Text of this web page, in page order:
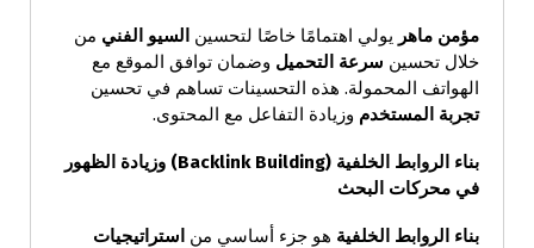
مؤمن ماهر يولي اهتمامًا خاصًا لتحسين السيو الفني من
خلال تحسين سرعة التحميل وضمان توافق الموقع مع
الهواتف المحمولة. هذه التحسينات تساهم في تحسين
تجربة المستخدم وزيادة التفاعل مع المحتوى.
بناء الروابط الخلفية (Backlink Building)
وزيادة الظهور
في محركات البحث
بناء الروابط الخلفية هو جزء أساسي من استراتيجيات